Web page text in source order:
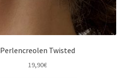
Perlencreolen Twisted
19,90€